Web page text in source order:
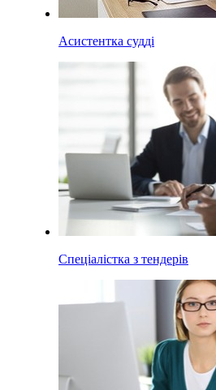
Асистентка судді
Спеціалістка з тендерів